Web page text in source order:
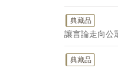
典藏品
讓言論走向公
典藏品